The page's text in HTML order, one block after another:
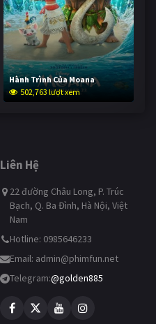
Hành Trình Của Moana
502,763 lượt xem
Liên Hệ
22 đường Châu Long, P. Trúc
Bạch, Q. Ba Đình, Hà Nội, Việt
Nam
Hotline: 0985646233
Email: admin@phimfun.net
Telegram:@golden885